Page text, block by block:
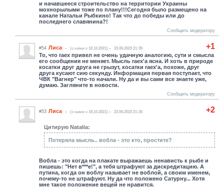
и начавшееся строительство на территории Украины
мохнорылыми тоже по плану!!!Сегодня было размещено на
канале Натальи Рыбкино! Так что до победы или до
последнего славянина?!
Сообщить модератору
+1
#54 Лиса (c нами с 18.10.2021) 23.06.2023 21:39
То, что raex привел не очень удачную аналогию, сути и смысла
его сообщения не меняет. Мысль raex'а ясна. И хоть в природе
косатки друг друга не грызут, косатки raex'а, похоже, друг
друга кусают сию секунду. Информация первая поступает, что
ЧВК "Вагнер" что-то начали. Ну да и вы сами все знаете уже,
думаю. Загляните в новости.
Сообщить модератору
+2
#53 Лиса (c нами с 18.10.2021) 23.06.2023 21:26
Цитирую Natalia:
Потеряла мысль.. вобла - это кто, простите?
Вобла - это когда на плакате выражаешь ненависть к рыбе и
пишешь: "Нет в***е!", а тебя штрафуют за дискредитацию. А
путина, когда он воблу называет не воблой, а своим именем,
почему-то не штрафуют. Ну да что положено Сатурну... Хотя
мне такое положение вещей не нравится.